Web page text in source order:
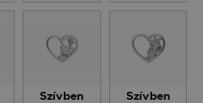
Szívben
Szívben